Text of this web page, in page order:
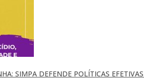
SIMPA DEFENDE POLÍTICAS